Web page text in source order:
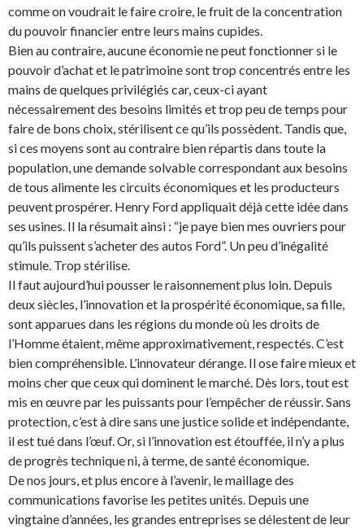
comme on voudrait le faire croire, le fruit de la concentration
du pouvoir financier entre leurs mains cupides.
Bien au contraire, aucune économie ne peut fonctionner si le
pouvoir d’achat et le patrimoine sont trop concentrés entre les
mains de quelques privilégiés car, ceux-ci ayant
nécessairement des besoins limités et trop peu de temps pour
faire de bons choix, stérilisent ce qu’ils possèdent. Tandis que,
si ces moyens sont au contraire bien répartis dans toute la
population, une demande solvable correspondant aux besoins
de tous alimente les circuits économiques et les producteurs
peuvent prospérer. Henry Ford appliquait déjà cette idée dans
ses usines. Il la résumait ainsi : “je paye bien mes ouvriers pour
qu’ils puissent s’acheter des autos Ford”. Un peu d’inégalité
stimule. Trop stérilise.
Il faut aujourd’hui pousser le raisonnement plus loin. Depuis
deux siècles, l’innovation et la prospérité économique, sa fille,
sont apparues dans les régions du monde où les droits de
l’Homme étaient, même approximativement, respectés. C’est
bien compréhensible. L’innovateur dérange. Il ose faire mieux et
moins cher que ceux qui dominent le marché. Dès lors, tout est
mis en œuvre par les puissants pour l’empêcher de réussir. Sans
protection, c’est à dire sans une justice solide et indépendante,
il est tué dans l’œuf. Or, si l’innovation est étouffée, il n’y a plus
de progrès technique ni, à terme, de santé économique.
De nos jours, et plus encore à l’avenir, le maillage des
communications favorise les petites unités. Depuis une
vingtaine d’années, les grandes entreprises se délestent de leur